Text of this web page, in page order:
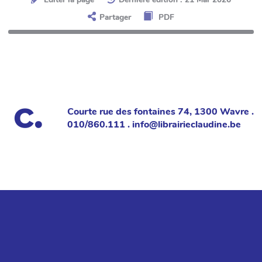
Partager
PDF
Courte rue des fontaines 74, 1300 Wavre .
010/860.111 . info@librairieclaudine.be